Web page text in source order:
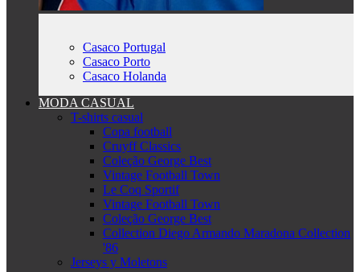
Casaco Portugal
Casaco Porto
Casaco Holanda
MODA CASUAL
T-shirts casual
Copa football
Cruyff Classics
Coleção George Best
Vintage Football Town
Le Coq Sportif
Vintage Football Town
Coleção George Best
Collection Diego Armando Maradona Collection
'86
Jerseys y Moletons